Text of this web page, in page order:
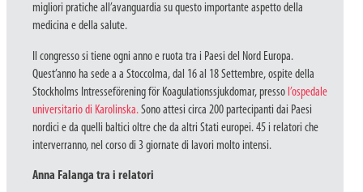
migliori pratiche all’avanguardia su questo importante aspetto della
medicina e della salute.
Il congresso si tiene ogni anno e ruota tra i Paesi del Nord Europa.
Quest’anno ha sede a a Stoccolma, dal 16 al 18 Settembre, ospite della
Stockholms Intresseförening för Koagulationssjukdomar, presso l’ospedale
universitario di Karolinska.Sono attesi circa 200 partecipanti dai Paesi
nordici e da quelli baltici oltre che da altri Stati europei. 45 i relatori che
interverranno, nel corso di 3 giornate di lavori molto intensi.
Anna Falanga tra i relatori